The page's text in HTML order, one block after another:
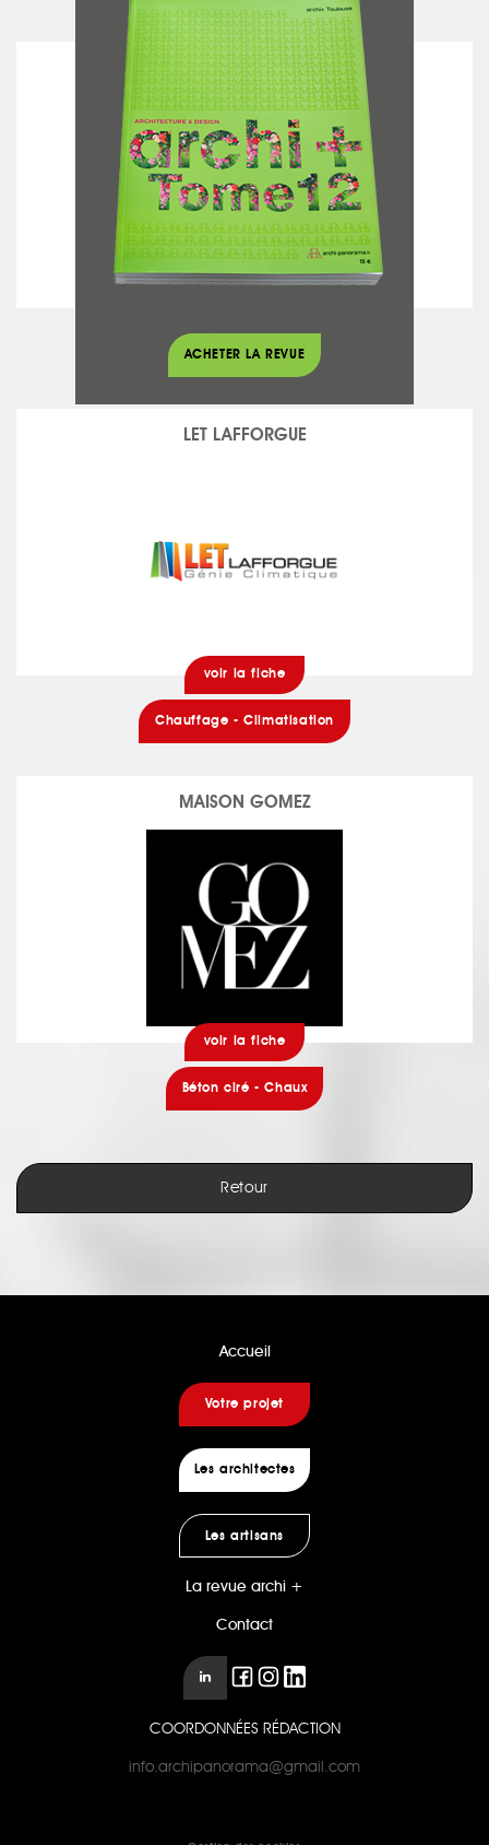
CSELEC
Electricité
LET LAFFORGUE
voir la fiche
Chauffage - Climatisation
MAISON GOMEZ
voir la fiche
Béton ciré - Chaux
Retour
Accueil
Votre projet
Les architectes
Les artisans
La revue archi +
Contact
COORDONNÉES RÉDACTION
info.archipanorama@gmail.com
ACHETER LA REVUE